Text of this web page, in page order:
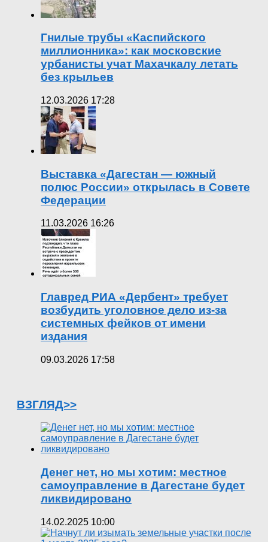
Гнилые трубы «Каспийского
миллионника»: как московские
урбанисты учат Махачкалу летать
без крыльев
12.03.2026 17:28
Выставка «Дагестан — южный
полюс России» открылась в Совете
Федерации
11.03.2026 16:26
Главред РИА «Дербент» требует
возбудить уголовное дело из-за
системных фейков от имени
издания
09.03.2026 17:58
ВЗГЛЯД>>
Денег нет, но мы хотим: местное
самоуправление в Дагестане будет
ликвидировано
14.02.2025 10:00